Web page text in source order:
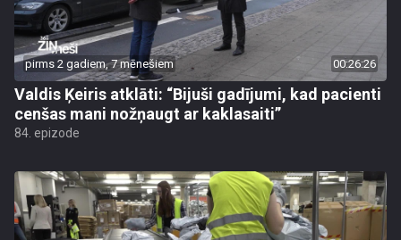
pirms 2 gadiem, 7 mēnešiem 00:26:26
Valdis Ķeiris atklāti: “Bijuši gadījumi, kad pacienti
cenšas mani nožņaugt ar kaklasaiti”
84. epizode